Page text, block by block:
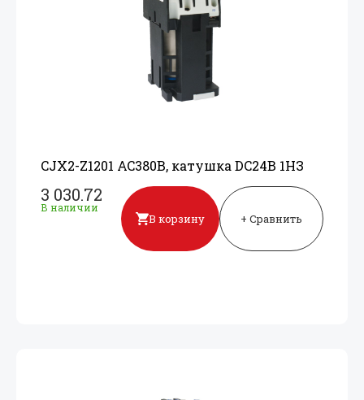
CJX2-Z1201 AC380В, катушка DC24В 1НЗ
3 030.72
В наличии
В корзину + Сравнить